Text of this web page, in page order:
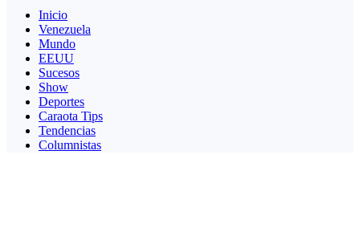
Inicio
Venezuela
Mundo
EEUU
Sucesos
Show
Deportes
Caraota Tips
Tendencias
Columnistas